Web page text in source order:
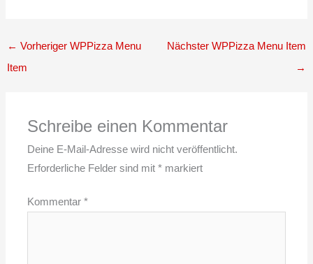
← Vorheriger WPPizza Menu
Item
Nächster WPPizza Menu Item
→
Schreibe einen Kommentar
Deine E-Mail-Adresse wird nicht veröffentlicht.
Erforderliche Felder sind mit* markiert
Kommentar*